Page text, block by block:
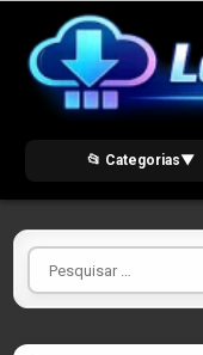
content
📂 Categorias▼
Pesquisar
por